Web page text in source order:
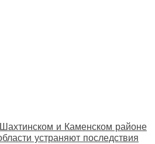
и Каменском районе
устраняют последствия